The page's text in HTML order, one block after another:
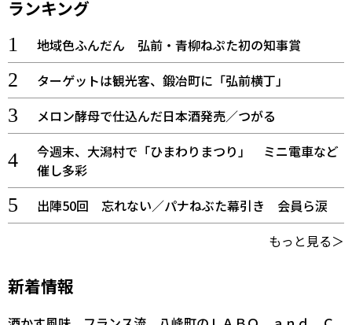
ランキング
地域色ふんだん 弘前・青柳ねぷた初の知事賞
ターゲットは観光客、鍛冶町に「弘前横丁」
メロン酵母で仕込んだ日本酒発売／つがる
今週末、大潟村で「ひまわりまつり」 ミニ電車など
催し多彩
出陣50回 忘れない／パナねぶた幕引き 会員ら涙
もっと見る＞
新着情報